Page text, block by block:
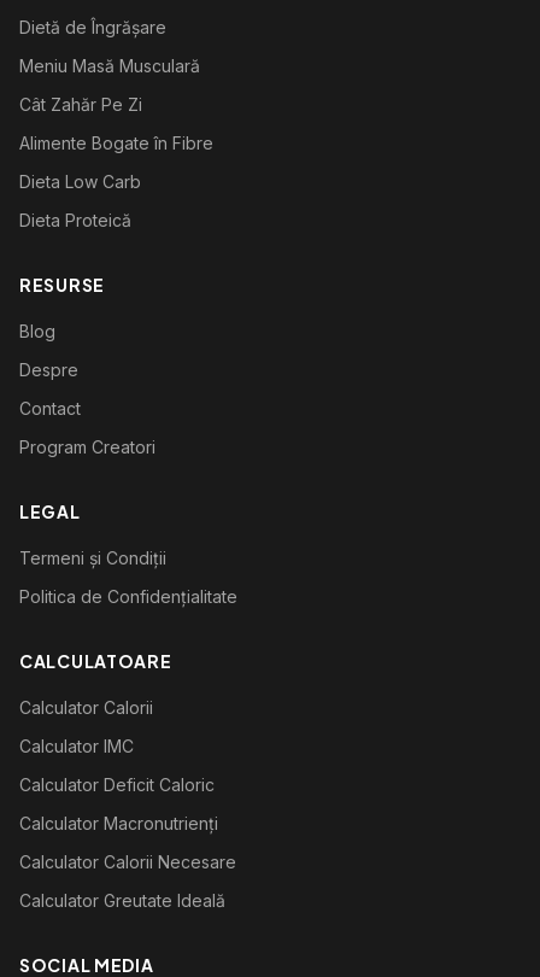
Dietă de Îngrășare
Meniu Masă Musculară
Cât Zahăr Pe Zi
Alimente Bogate în Fibre
Dieta Low Carb
Dieta Proteică
RESURSE
Blog
Despre
Contact
Program Creatori
LEGAL
Termeni și Condiții
Politica de Confidențialitate
CALCULATOARE
Calculator Calorii
Calculator IMC
Calculator Deficit Caloric
Calculator Macronutrienți
Calculator Calorii Necesare
Calculator Greutate Ideală
SOCIAL MEDIA